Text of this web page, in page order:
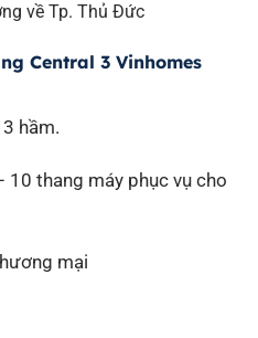
về Tp. Thủ Đức
Central 3 Vinhomes
hầm.
thang máy phục vụ cho
mại